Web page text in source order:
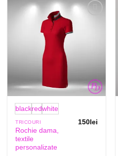
blackredwhite
TRICOURI
Rochie dama,
textile
personalizate
150lei